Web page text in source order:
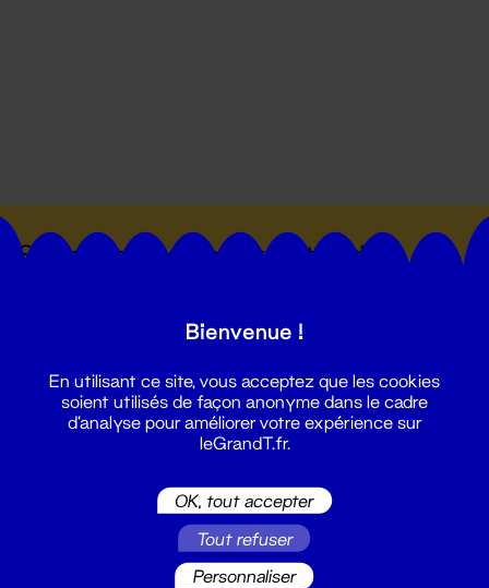
Suivez toutes les actualités du
Bienvenue !
En utilisant ce site, vous acceptez que les cookies
soient utilisés de façon anonyme dans le cadre
d'analyse pour améliorer votre expérience sur
leGrandT.fr.
OK, tout accepter
Tout refuser
Personnaliser